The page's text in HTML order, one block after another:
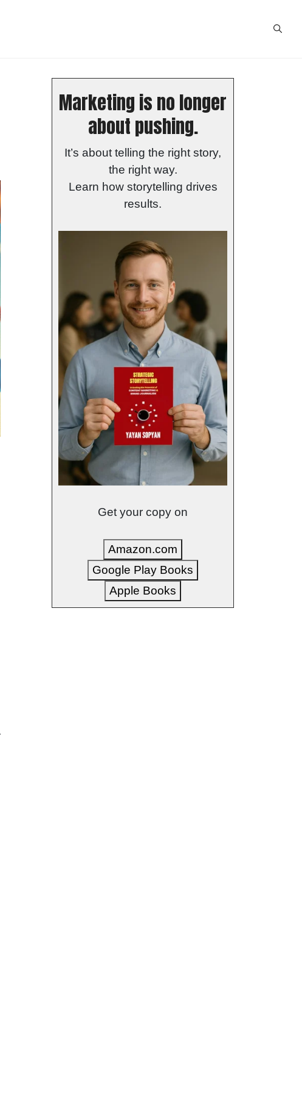
Marketing is no longer
about pushing.
It’s about telling the right story,
the right way.
Learn how storytelling drives
results.
Get your copy on
Amazon.com
Google Play Books
Apple Books